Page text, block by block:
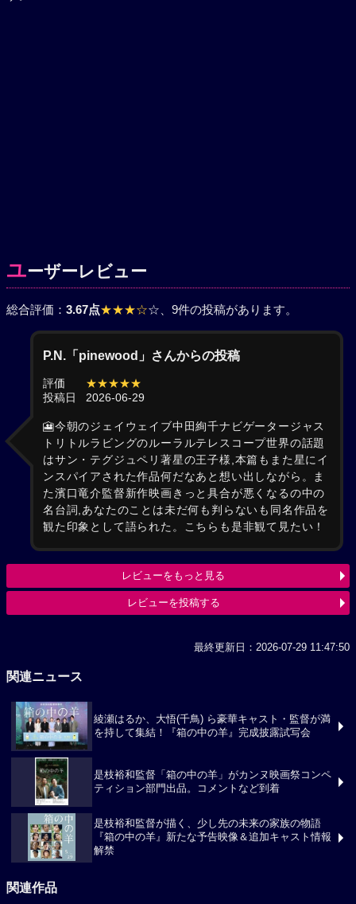
ユーザーレビュー
総合評価： 3.67点★★★☆☆ 、9件の投稿があります。
P.N.「pinewood」さんからの投稿
評価
★★★★★
投稿日
2026-06-29
🎦今朝のジェイウェイブ中田絢千ナビゲータージャス
トリトルラビングのルーラルテレスコープ世界の話題
はサン・テグジュペリ著星の王子様,本篇もまた星にイ
ンスパイアされた作品何だなあと想い出しながら。ま
た濱口竜介監督新作映画きっと具合が悪くなるの中の
名台詞,あなたのことは未だ何も判らないも同名作品を
観た印象として語られた。こちらも是非観て見たい！
レビューをもっと見る
レビューを投稿する
最終更新日：2026-07-29 11:47:50
関連ニュース
綾瀬はるか、大悟(千鳥) ら豪華キャスト・監督が満
を持して集結！『箱の中の羊』完成披露試写会
是枝裕和監督「箱の中の羊」がカンヌ映画祭コンペ
ティション部門出品。コメントなど到着
是枝裕和監督が描く、少し先の未来の家族の物語
『箱の中の羊』新たな予告映像＆追加キャスト情報
解禁
関連作品